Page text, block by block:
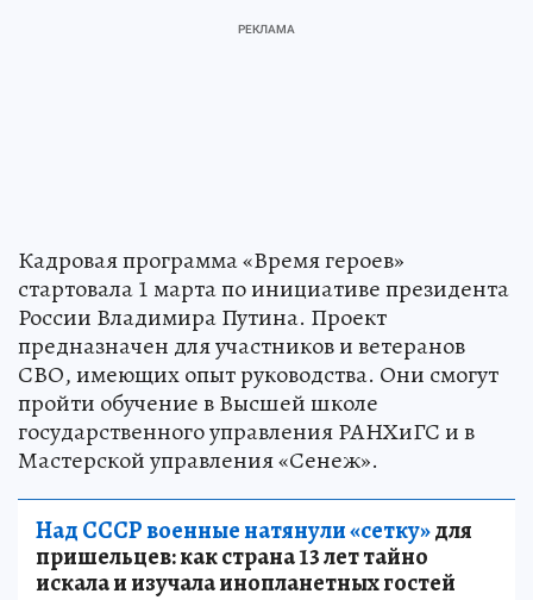
Кадровая программа «Время героев»
стартовала 1 марта по инициативе президента
России Владимира Путина. Проект
предназначен для участников и ветеранов
СВО, имеющих опыт руководства. Они смогут
пройти обучение в Высшей школе
государственного управления РАНХиГС и в
Мастерской управления «Сенеж».
Над СССР военные натянули «сетку»для
пришельцев: как страна 13 лет тайно
искала и изучала инопланетных гостей